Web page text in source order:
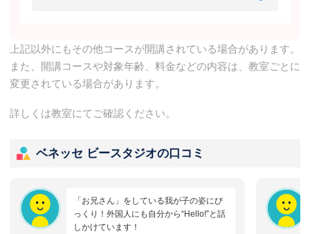
上記以外にもその他コースが開講されている場合があります。
また、開講コースや対象年齢、料金などの内容は、教室ごとに
変更されている場合があります。
詳しくは教室にてご確認ください。
ベネッセ ビースタジオの口コミ
「お兄さん」をしている我が子の姿にび
っくり！外国人にも自分から“Hello!”と話
しかけています！